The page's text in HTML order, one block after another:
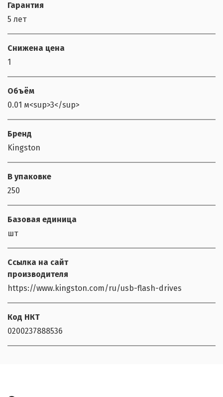
Гарантия
5 лет
Снижена цена
1
Объём
0.01 м<sup>3</sup>
Бренд
Kingston
В упаковке
250
Базовая единица
шт
Ссылка на сайт
производителя
https://www.kingston.com/ru/usb-flash-drives
Код НКТ
0200237888536